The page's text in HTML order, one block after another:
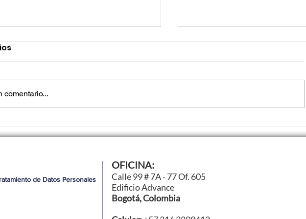
los líderes de tecnología
saber para seguir
valor en 2026
para su regreso a los
comentario...
OFICINA:
Calle 99 # 7A - 77 Of. 605
Edificio Advance
Bogotá, Colombia
de Datos Personales